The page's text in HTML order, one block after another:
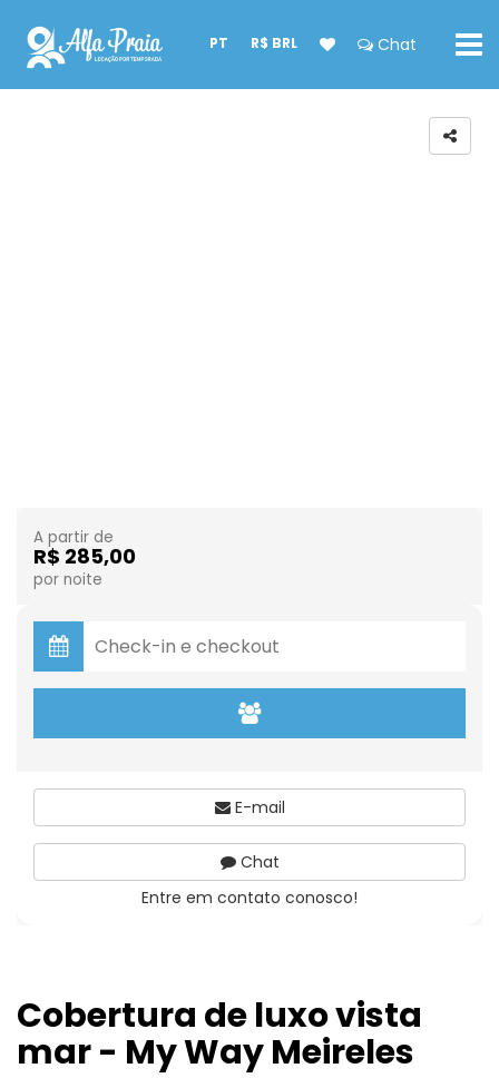
PT R$ BRL Chat
Cobertura de luxo vista
mar - My Way Meireles
A partir de
R$ 285,00
por noite
E-mail
Chat
Entre em contato conosco!